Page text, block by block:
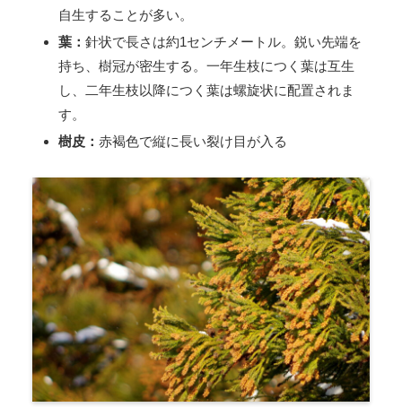
自生することが多い。
葉： 針状で長さは約1センチメートル。鋭い先端を
持ち、樹冠が密生する。一年生枝につく葉は互生
し、二年生枝以降につく葉は螺旋状に配置されま
す。
樹皮： 赤褐色で縦に長い裂け目が入る